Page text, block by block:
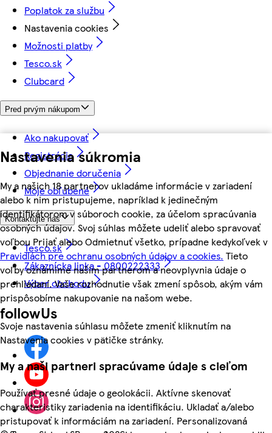
Nastavenia súkromia
My a našich 18 partnerov ukladáme informácie v zariadení
alebo k nim pristupujeme, napríklad k jedinečným
identifikátorom v súboroch cookie, za účelom spracúvania
osobných údajov. Svoj súhlas môžete udeliť alebo spravovať
voľbou Prijať alebo Odmietnuť všetko, prípadne kedykoľvek v
Pravidlách pre ochranu osobných údajov a cookies. Tieto
voľby oznámime našim partnerom a neovplyvnia údaje o
prehliadaní. Vaše rozhodnutie však zmení spôsob, akým vám
prispôsobíme nakupovanie na našom webe.
Svoje nastavenia súhlasu môžete zmeniť kliknutím na
Nastavenia cookies v pätičke stránky.
My a naši partneri spracúvame údaje s cieľom
Používať presné údaje o geolokácii. Aktívne skenovať
charakteristiky zariadenia na identifikáciu. Ukladať a/alebo
pristupovať k informáciám na zariadení. Personalizovaná
Poplatok za službu
Nastavenia cookies
Možnosti platby
Tesco.sk
Clubcard
Pred prvým nákupom
Ako nakupovať
Registrácia
Objednanie doručenia
Moje obľúbené
Kontaktujte nás
Tesco.sk
Zákaznícka linka - 0800222333
Výber obchodu
followUs